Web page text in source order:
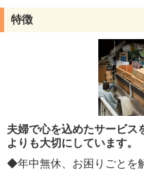
特徴
夫婦で心を込めたサービス
よりも大切にしています。
◆年中無休、お困りごとを